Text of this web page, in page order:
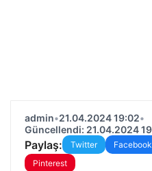
admin•21.04.2024 19:02•
Güncellendi: 21.04.2024
Paylaş: Twitter Facebook
Pinterest